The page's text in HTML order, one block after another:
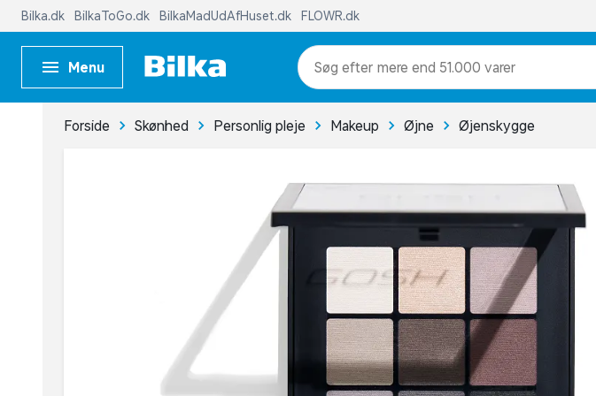
Bilka.dk BilkaToGo.dk BilkaMadUdAfHuset.dk FLOWR.dk
Menu mere end 51.000 varer
Forside Skønhed Personlig pleje Makeup Øjne Øjenskygge